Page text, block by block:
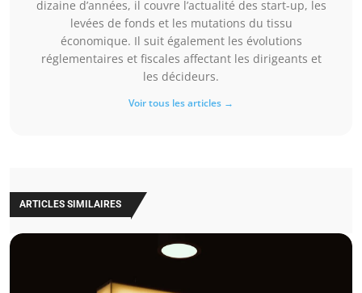
dizaine d’années, il couvre l’actualité des start-up, les
levées de fonds et les mutations du tissu
économique. Il suit également les évolutions
réglementaires et fiscales affectant les dirigeants et
les décideurs.
Voir tous les articles →
ARTICLES SIMILAIRES